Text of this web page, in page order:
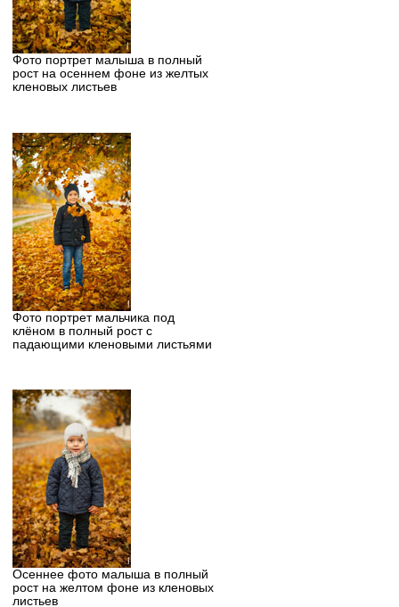
Фото портрет малыша в полный
рост на осеннем фоне из желтых
кленовых листьев
Фото портрет мальчика под
клёном в полный рост с
падающими кленовыми листьями
Осеннее фото малыша в полный
рост на желтом фоне из кленовых
листьев